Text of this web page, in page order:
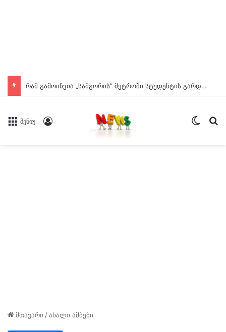
რამ გამოიწვია „სამგორის” მეტროში სტუდენტის გარდაცვალება? – ცნობილია ექსპერტიზის დასკვნა
მენიუ
მთავარი /ახალი ამბები